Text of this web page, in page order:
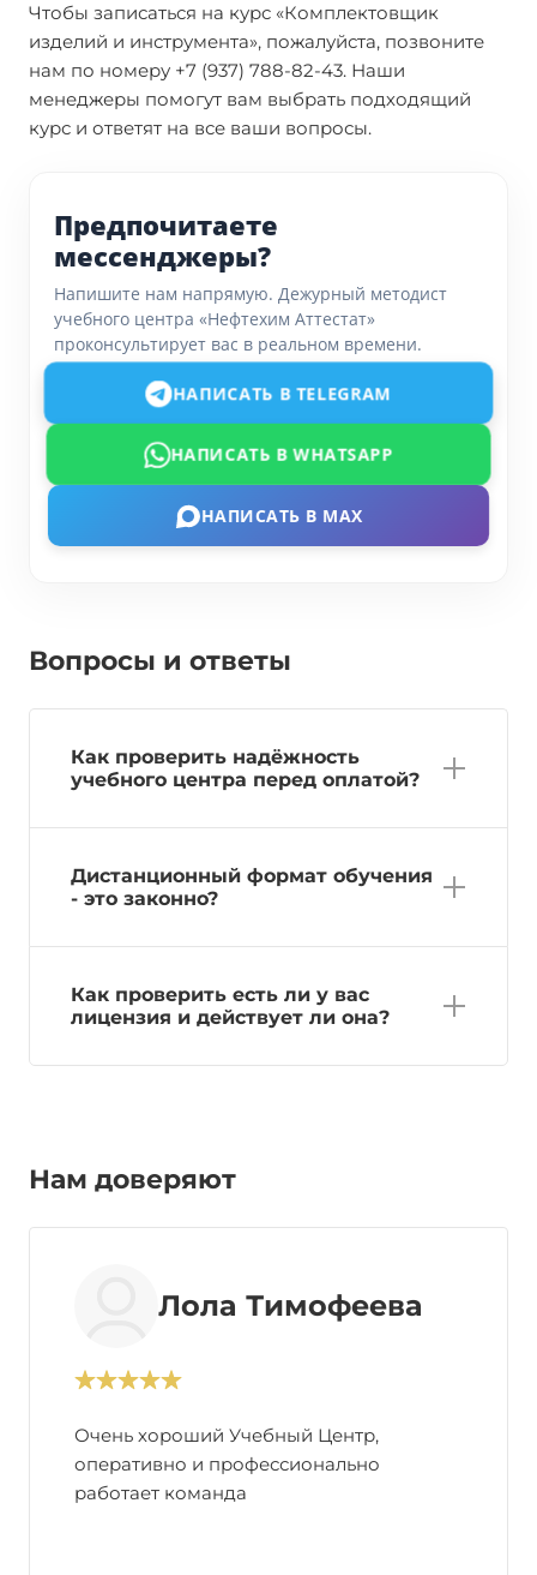
Чтобы записаться на курс «Комплектовщик
изделий и инструмента», пожалуйста, позвоните
нам по номеру +7 (937) 788-82-43. Наши
менеджеры помогут вам выбрать подходящий
курс и ответят на все ваши вопросы.
Предпочитаете
мессенджеры?
Напишите нам напрямую. Дежурный методист
учебного центра «Нефтехим Аттестат»
проконсультирует вас в реальном времени.
НАПИСАТЬ В TELEGRAM
НАПИСАТЬ В WHATSAPP
НАПИСАТЬ В MAX
Вопросы и ответы
Как проверить надёжность
учебного центра перед оплатой?
Дистанционный формат обучения
- это законно?
Как проверить есть ли у вас
лицензия и действует ли она?
Нам доверяют
Лола Тимофеева
Очень хороший Учебный Центр,
оперативно и профессионально
работает команда